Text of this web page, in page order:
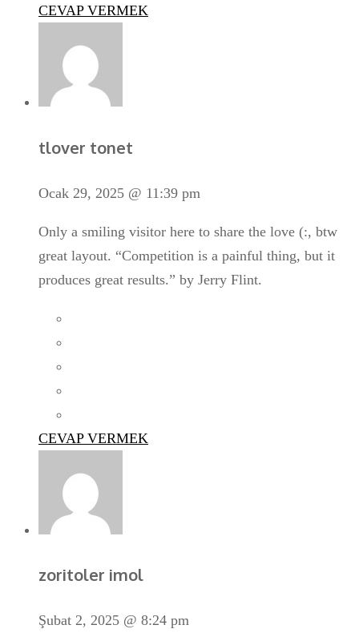
CEVAP VERMEK
tlover tonet
Ocak 29, 2025 @ 11:39 pm
Only a smiling visitor here to share the love (:, btw
great layout. “Competition is a painful thing, but it
produces great results.” by Jerry Flint.
CEVAP VERMEK
zoritoler imol
Şubat 2, 2025 @ 8:24 pm